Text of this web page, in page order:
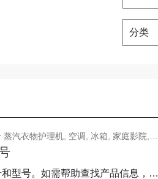
分类
显示器, 投影机, 一般电视, 商用中央空调, 音响, 微波炉, 电视&回音壁, 一般显示器, 洗碗机, MULTI V 室内机, 条形音响, 商用显示器, 电视配件, 商用电视, Single, MULTI, 蓝光播放器
型号。如需帮助查找产品信息，请